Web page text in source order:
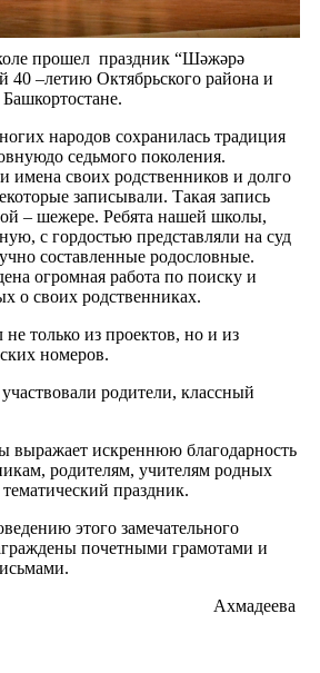
прошел праздник “Шәжәрә
40 –летию Октябрьского района и
народов сохранилась традиция
до седьмого поколения.
имена своих родственников и долго
записывали. Такая запись
– шежере. Ребята нашей школы,
с гордостью представляли на суд
составленные родословные.
огромная работа по поиску и
о своих родственниках.
только из проектов, но и из
номеров.
родители, классный
выражает искреннюю благодарность
родителям, учителям родных
праздник.
этого замечательного
почетными грамотами и